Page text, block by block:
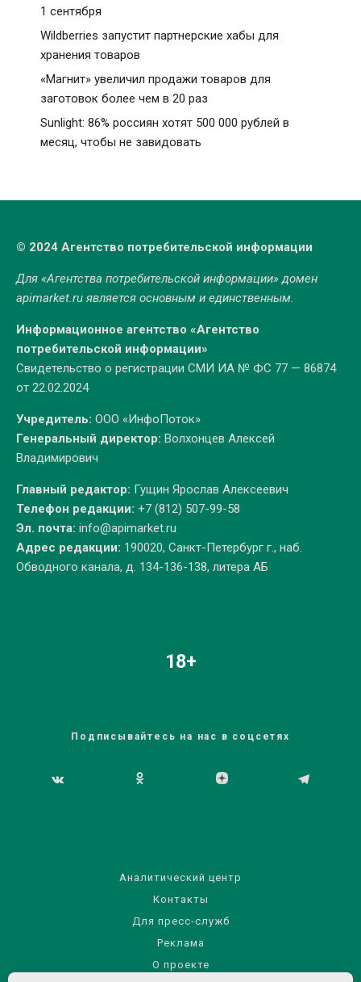
1 сентября
Wildberries запустит партнерские хабы для
хранения товаров
«Магнит» увеличил продажи товаров для
заготовок более чем в 20 раз
Sunlight: 86% россиян хотят 500 000 рублей в
месяц, чтобы не завидовать
© 2024 Агентство потребительской информации
Для «Агентства потребительской информации» домен
apimarket.ruявляется основным и единственным.
Информационное агентство «Агентство
потребительской информации»
Свидетельство о регистрации СМИ ИА № ФС 77 — 86874
от 22.02.2024
Учредитель: ООО «ИнфоПоток»
Генеральный директор: Волхонцев Алексей
Владимирович
Главный редактор: Гущин Ярослав Алексеевич
Телефон редакции: +7 (812) 507-99-58
Эл. почта: info@apimarket.ru
Адрес редакции: 190020, Санкт-Петербург г., наб.
Обводного канала, д. 134-136-138, литера АБ
18+
Подписывайтесь на нас в соцсетях
Аналитический центр
Контакты
Для пресс-служб
Реклама
О проекте